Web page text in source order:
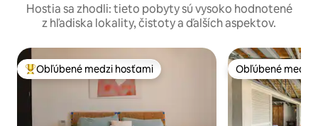
Hostia sa zhodli: tieto pobyty sú vysoko hodnotené
z hľadiska lokality, čistoty a ďalších aspektov.
Najobľúbenejšie medzi hosťami
Obľúbené medzi hosťami Obľúbené medzi
Obľúbené medzi